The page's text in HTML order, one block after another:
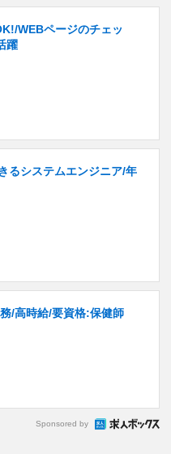
WEBページのチェッ
躍
るシステムエンジニア/年
/高時給/要資格:保健師
Sponsored by